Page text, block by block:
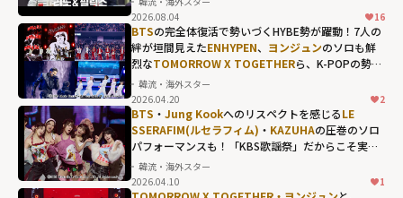
2026.08.04
16
BTSの完全体復活で勢いづくHYBE勢が躍動！7人の
絆が垣間見えたENHYPEN、 ヨンジュンのソロも鮮
烈なTOMORROW X TOGETHERら、K-POPの勢い
を象徴する"国立競技場"の熱狂
韓流・海外スター
2026.04.20
2
BTS ・ Jung Kookへのリスペクトを感じるLE
SSERAFIM(ルセラフィム) ・ KAZUHAの圧巻のソロ
パフォーマンスも！「KBS歌謡祭」だからこそ実現
した名場面の数々
韓流・海外スター
2026.04.10
1